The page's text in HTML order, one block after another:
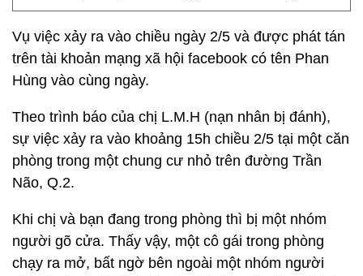
Vụ việc xảy ra vào chiều ngày 2/5 và được phát tán
trên tài khoản mạng xã hội facebook có tên Phan
Hùng vào cùng ngày.
Theo trình báo của chị L.M.H (nạn nhân bị đánh),
sự việc xảy ra vào khoảng 15h chiều 2/5 tại một căn
phòng trong một chung cư nhỏ trên đường Trần
Não, Q.2.
Khi chị và bạn đang trong phòng thì bị một nhóm
người gõ cửa. Thấy vậy, một cô gái trong phòng
chạy ra mở, bất ngờ bên ngoài một nhóm người